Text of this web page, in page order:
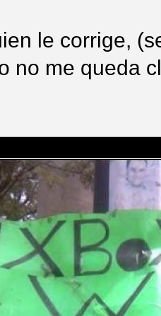
le corrige,
no me queda